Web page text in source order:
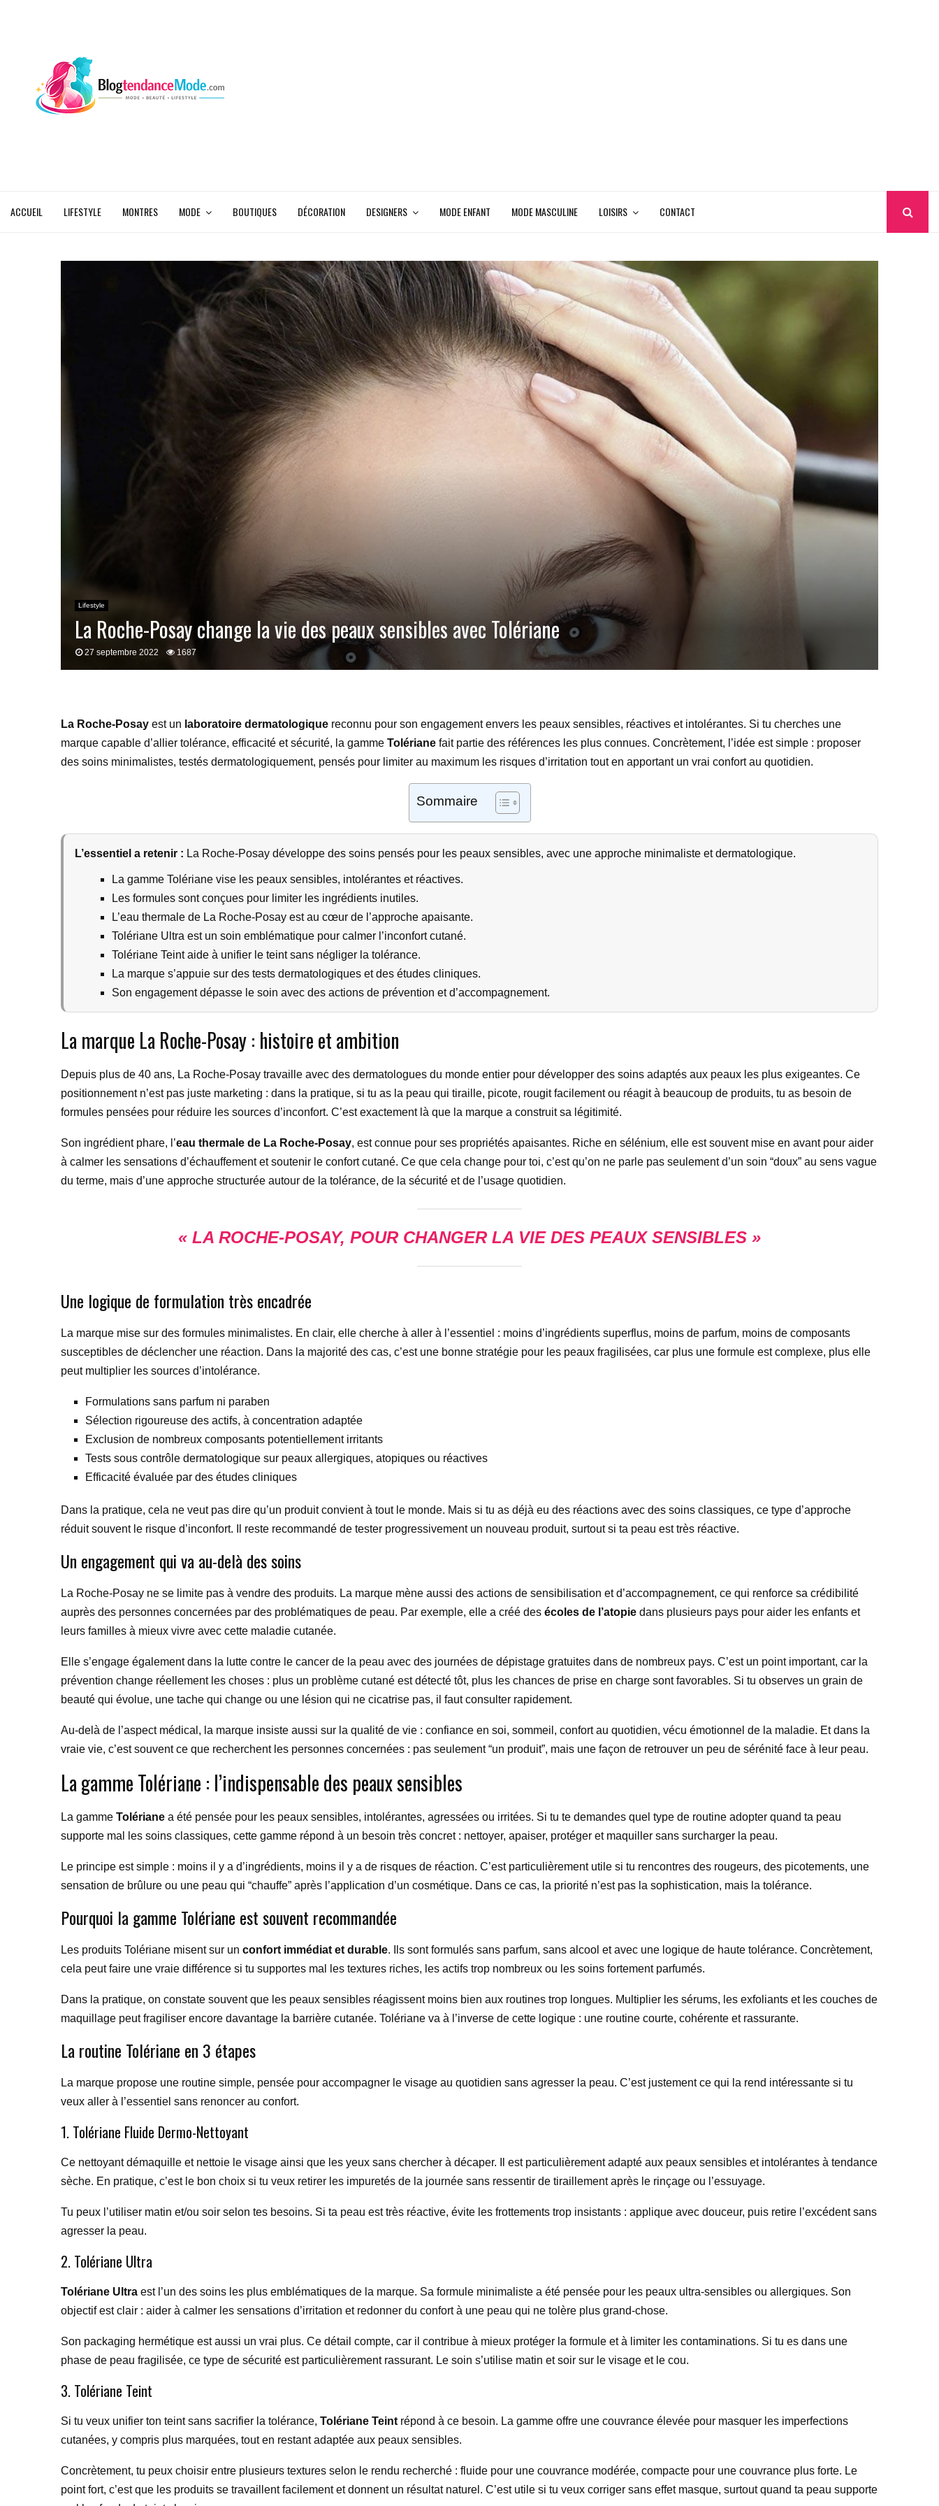
ACCUEIL LIFESTYLE MONTRES MODE BOUTIQUES DÉCORATION DESIGNERS MODE ENFANT MODE MASCULINE LOISIRS CONTACT
Lifestyle
La Roche-Posay change la vie des peaux sensibles avec Tolériane
27 septembre 2022 1687
La Roche-Posay est un laboratoire dermatologique reconnu pour son engagement envers les peaux sensibles, réactives et intolérantes. Si tu cherches une
marque capable d’allier tolérance, efficacité et sécurité, la gamme Tolériane fait partie des références les plus connues. Concrètement, l’idée est simple : proposer
des soins minimalistes, testés dermatologiquement, pensés pour limiter au maximum les risques d’irritation tout en apportant un vrai confort au quotidien.
Sommaire
L’essentiel a retenir : La Roche-Posay développe des soins pensés pour les peaux sensibles, avec une approche minimaliste et dermatologique.
La gamme Tolériane vise les peaux sensibles, intolérantes et réactives.
Les formules sont conçues pour limiter les ingrédients inutiles.
L’eau thermale de La Roche-Posay est au cœur de l’approche apaisante.
Tolériane Ultra est un soin emblématique pour calmer l’inconfort cutané.
Tolériane Teint aide à unifier le teint sans négliger la tolérance.
La marque s’appuie sur des tests dermatologiques et des études cliniques.
Son engagement dépasse le soin avec des actions de prévention et d’accompagnement.
La marque La Roche-Posay : histoire et ambition
Depuis plus de 40 ans, La Roche-Posay travaille avec des dermatologues du monde entier pour développer des soins adaptés aux peaux les plus exigeantes. Ce
positionnement n’est pas juste marketing : dans la pratique, si tu as la peau qui tiraille, picote, rougit facilement ou réagit à beaucoup de produits, tu as besoin de
formules pensées pour réduire les sources d’inconfort. C’est exactement là que la marque a construit sa légitimité.
Son ingrédient phare, l’eau thermale de La Roche-Posay, est connue pour ses propriétés apaisantes. Riche en sélénium, elle est souvent mise en avant pour aider
à calmer les sensations d’échauffement et soutenir le confort cutané. Ce que cela change pour toi, c’est qu’on ne parle pas seulement d’un soin “doux” au sens vague
du terme, mais d’une approche structurée autour de la tolérance, de la sécurité et de l’usage quotidien.
« LA ROCHE-POSAY, POUR CHANGER LA VIE DES PEAUX SENSIBLES »
Une logique de formulation très encadrée
La marque mise sur des formules minimalistes. En clair, elle cherche à aller à l’essentiel : moins d’ingrédients superflus, moins de parfum, moins de composants
susceptibles de déclencher une réaction. Dans la majorité des cas, c’est une bonne stratégie pour les peaux fragilisées, car plus une formule est complexe, plus elle
peut multiplier les sources d’intolérance.
Formulations sans parfum ni paraben
Sélection rigoureuse des actifs, à concentration adaptée
Exclusion de nombreux composants potentiellement irritants
Tests sous contrôle dermatologique sur peaux allergiques, atopiques ou réactives
Efficacité évaluée par des études cliniques
Dans la pratique, cela ne veut pas dire qu’un produit convient à tout le monde. Mais si tu as déjà eu des réactions avec des soins classiques, ce type d’approche
réduit souvent le risque d’inconfort. Il reste recommandé de tester progressivement un nouveau produit, surtout si ta peau est très réactive.
Un engagement qui va au-delà des soins
La Roche-Posay ne se limite pas à vendre des produits. La marque mène aussi des actions de sensibilisation et d’accompagnement, ce qui renforce sa crédibilité
auprès des personnes concernées par des problématiques de peau. Par exemple, elle a créé des écoles de l’atopie dans plusieurs pays pour aider les enfants et
leurs familles à mieux vivre avec cette maladie cutanée.
Elle s’engage également dans la lutte contre le cancer de la peau avec des journées de dépistage gratuites dans de nombreux pays. C’est un point important, car la
prévention change réellement les choses : plus un problème cutané est détecté tôt, plus les chances de prise en charge sont favorables. Si tu observes un grain de
beauté qui évolue, une tache qui change ou une lésion qui ne cicatrise pas, il faut consulter rapidement.
Au-delà de l’aspect médical, la marque insiste aussi sur la qualité de vie : confiance en soi, sommeil, confort au quotidien, vécu émotionnel de la maladie. Et dans la
vraie vie, c’est souvent ce que recherchent les personnes concernées : pas seulement “un produit”, mais une façon de retrouver un peu de sérénité face à leur peau.
La gamme Tolériane : l’indispensable des peaux sensibles
La gamme Tolériane a été pensée pour les peaux sensibles, intolérantes, agressées ou irritées. Si tu te demandes quel type de routine adopter quand ta peau
supporte mal les soins classiques, cette gamme répond à un besoin très concret : nettoyer, apaiser, protéger et maquiller sans surcharger la peau.
Le principe est simple : moins il y a d’ingrédients, moins il y a de risques de réaction. C’est particulièrement utile si tu rencontres des rougeurs, des picotements, une
sensation de brûlure ou une peau qui “chauffe” après l’application d’un cosmétique. Dans ce cas, la priorité n’est pas la sophistication, mais la tolérance.
Pourquoi la gamme Tolériane est souvent recommandée
Les produits Tolériane misent sur un confort immédiat et durable. Ils sont formulés sans parfum, sans alcool et avec une logique de haute tolérance. Concrètement,
cela peut faire une vraie différence si tu supportes mal les textures riches, les actifs trop nombreux ou les soins fortement parfumés.
Dans la pratique, on constate souvent que les peaux sensibles réagissent moins bien aux routines trop longues. Multiplier les sérums, les exfoliants et les couches de
maquillage peut fragiliser encore davantage la barrière cutanée. Tolériane va à l’inverse de cette logique : une routine courte, cohérente et rassurante.
La routine Tolériane en 3 étapes
La marque propose une routine simple, pensée pour accompagner le visage au quotidien sans agresser la peau. C’est justement ce qui la rend intéressante si tu
veux aller à l’essentiel sans renoncer au confort.
1. Tolériane Fluide Dermo-Nettoyant
Ce nettoyant démaquille et nettoie le visage ainsi que les yeux sans chercher à décaper. Il est particulièrement adapté aux peaux sensibles et intolérantes à tendance
sèche. En pratique, c’est le bon choix si tu veux retirer les impuretés de la journée sans ressentir de tiraillement après le rinçage ou l’essuyage.
Tu peux l’utiliser matin et/ou soir selon tes besoins. Si ta peau est très réactive, évite les frottements trop insistants : applique avec douceur, puis retire l’excédent sans
agresser la peau.
2. Tolériane Ultra
Tolériane Ultra est l’un des soins les plus emblématiques de la marque. Sa formule minimaliste a été pensée pour les peaux ultra-sensibles ou allergiques. Son
objectif est clair : aider à calmer les sensations d’irritation et redonner du confort à une peau qui ne tolère plus grand-chose.
Son packaging hermétique est aussi un vrai plus. Ce détail compte, car il contribue à mieux protéger la formule et à limiter les contaminations. Si tu es dans une
phase de peau fragilisée, ce type de sécurité est particulièrement rassurant. Le soin s’utilise matin et soir sur le visage et le cou.
3. Tolériane Teint
Si tu veux unifier ton teint sans sacrifier la tolérance, Tolériane Teint répond à ce besoin. La gamme offre une couvrance élevée pour masquer les imperfections
cutanées, y compris plus marquées, tout en restant adaptée aux peaux sensibles.
Concrètement, tu peux choisir entre plusieurs textures selon le rendu recherché : fluide pour une couvrance modérée, compacte pour une couvrance plus forte. Le
point fort, c’est que les produits se travaillent facilement et donnent un résultat naturel. C’est utile si tu veux corriger sans effet masque, surtout quand ta peau supporte